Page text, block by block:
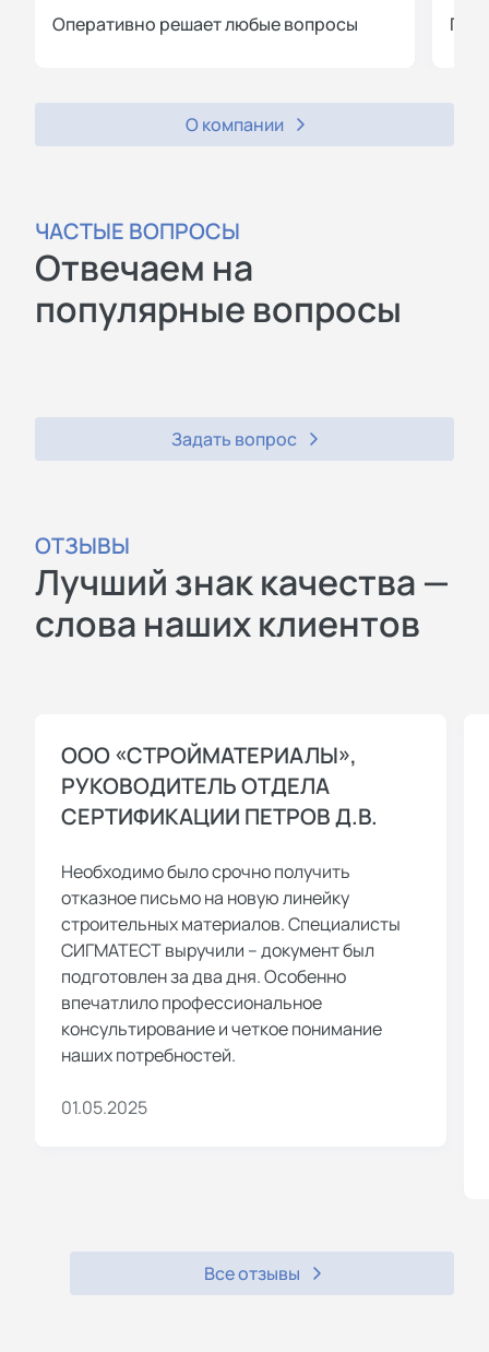
Оперативно решает любые вопросы
О компании
ЧАСТЫЕ ВОПРОСЫ
Отвечаем на
популярные вопросы
Задать вопрос
ОТЗЫВЫ
Лучший знак качества —
слова наших клиентов
ООО «СТРОЙМАТЕРИАЛЫ»,
РУКОВОДИТЕЛЬ ОТДЕЛА
СЕРТИФИКАЦИИ ПЕТРОВ Д.В.
Необходимо было срочно получить
отказное письмо на новую линейку
строительных материалов. Специалисты
СИГМАТЕСТ выручили – документ был
подготовлен за два дня. Особенно
впечатлило профессиональное
консультирование и четкое понимание
наших потребностей.
01.05.2025
Все отзывы